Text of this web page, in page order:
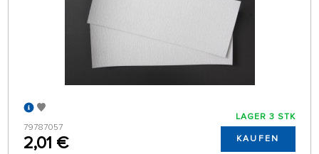
79787057
2,01 €
LAGER 3 STK
KAUFEN